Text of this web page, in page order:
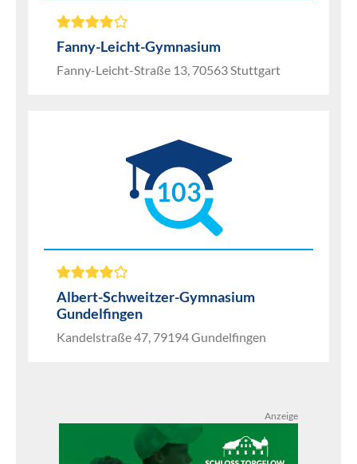
Fanny-Leicht-Gymnasium
Fanny-Leicht-Straße 13, 70563 Stuttgart
103
Albert-Schweitzer-Gymnasium
Gundelfingen
Kandelstraße 47, 79194 Gundelfingen
Anzeige